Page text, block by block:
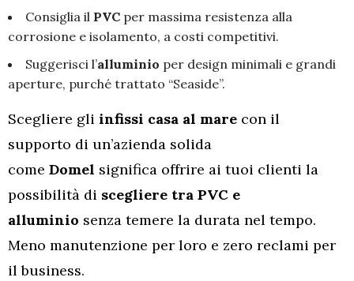
Consiglia il PVC per massima resistenza alla
corrosione e isolamento, a costi competitivi.
Suggerisci l’alluminio per design minimali e grandi
aperture, purché trattato “Seaside”.
Scegliere gli infissi casa al mare con il
supporto di un’azienda solida
come Domel significa offrire ai tuoi clienti la
possibilità di scegliere tra PVC e
alluminio senza temere la durata nel tempo.
Meno manutenzione per loro e zero reclami per
il business.